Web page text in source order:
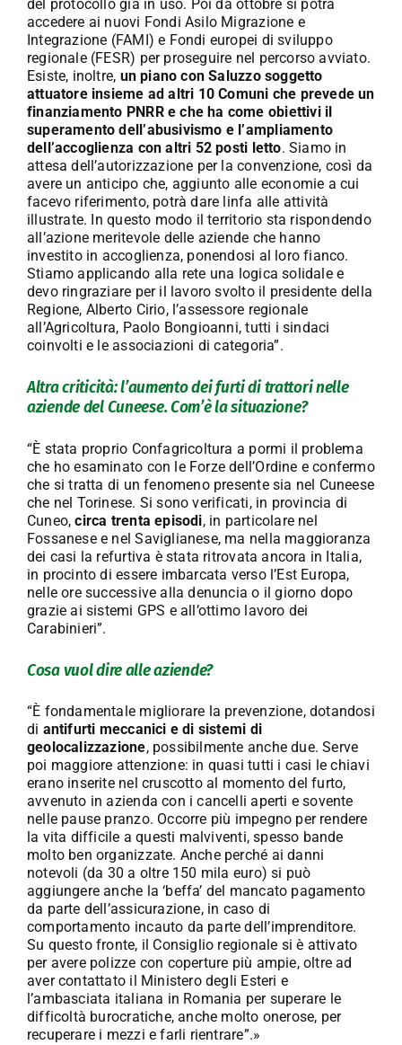
del protocollo già in uso. Poi da ottobre si potrà
accedere ai nuovi Fondi Asilo Migrazione e
Integrazione (FAMI) e Fondi europei di sviluppo
regionale (FESR) per proseguire nel percorso avviato.
Esiste, inoltre, un piano con Saluzzo soggetto
attuatore insieme ad altri 10 Comuni che prevede un
finanziamento PNRR e che ha come obiettivi il
superamento dell’abusivismo e l’ampliamento
dell’accoglienza con altri 52 posti letto. Siamo in
attesa dell’autorizzazione per la convenzione, così da
avere un anticipo che, aggiunto alle economie a cui
facevo riferimento, potrà dare linfa alle attività
illustrate. In questo modo il territorio sta rispondendo
all’azione meritevole delle aziende che hanno
investito in accoglienza, ponendosi al loro fianco.
Stiamo applicando alla rete una logica solidale e
devo ringraziare per il lavoro svolto il presidente della
Regione, Alberto Cirio, l’assessore regionale
all’Agricoltura, Paolo Bongioanni, tutti i sindaci
coinvolti e le associazioni di categoria”.
Altra criticità: l’aumento dei furti di trattori nelle
aziende del Cuneese. Com’è la situazione?
“È stata proprio Confagricoltura a pormi il problema
che ho esaminato con le Forze dell’Ordine e confermo
che si tratta di un fenomeno presente sia nel Cuneese
che nel Torinese. Si sono verificati, in provincia di
Cuneo, circa trenta episodi, in particolare nel
Fossanese e nel Saviglianese, ma nella maggioranza
dei casi la refurtiva è stata ritrovata ancora in Italia,
in procinto di essere imbarcata verso l’Est Europa,
nelle ore successive alla denuncia o il giorno dopo
grazie ai sistemi GPS e all’ottimo lavoro dei
Carabinieri”.
Cosa vuol dire alle aziende?
“È fondamentale migliorare la prevenzione, dotandosi
di antifurti meccanici e di sistemi di
geolocalizzazione, possibilmente anche due. Serve
poi maggiore attenzione: in quasi tutti i casi le chiavi
erano inserite nel cruscotto al momento del furto,
avvenuto in azienda con i cancelli aperti e sovente
nelle pause pranzo. Occorre più impegno per rendere
la vita difficile a questi malviventi, spesso bande
molto ben organizzate. Anche perché ai danni
notevoli (da 30 a oltre 150 mila euro) si può
aggiungere anche la ‘beffa’ del mancato pagamento
da parte dell’assicurazione, in caso di
comportamento incauto da parte dell’imprenditore.
Su questo fronte, il Consiglio regionale si è attivato
per avere polizze con coperture più ampie, oltre ad
aver contattato il Ministero degli Esteri e
l’ambasciata italiana in Romania per superare le
difficoltà burocratiche, anche molto onerose, per
recuperare i mezzi e farli rientrare”.»